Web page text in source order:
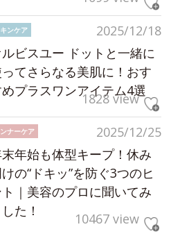
2025/12/18
ンケア
ビスユー ドットと一緒に
てさらなる美肌に！おす
プラスワンアイテム4選
1828 view
2025/12/25
ナーケア
年始も体型キープ！休み
の“ドキッ”を防ぐ3つのヒ
ト｜美容のプロに聞いてみ
た！
10467 view